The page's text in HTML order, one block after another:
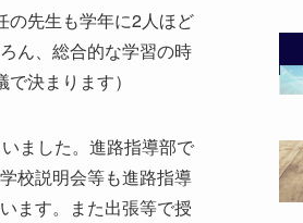
先生も学年に2人ほど
ん、総合的な学習の時
決まります）
ました。進路指導部で
校説明会等も進路指導
ます。また出張等で授